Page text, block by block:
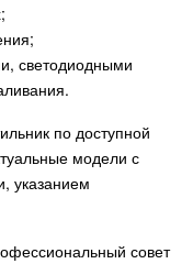
светодиодными
по доступной
модели с
указанием
совет